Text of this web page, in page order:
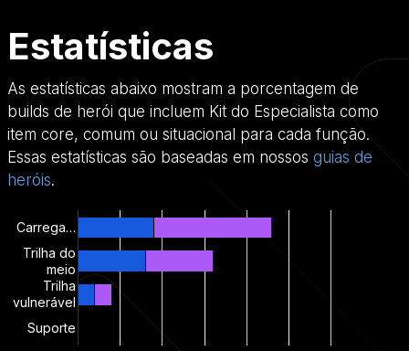
Estatísticas
As estatísticas abaixo mostram a porcentagem de
builds de herói que incluem Kit do Especialista como
item core, comum ou situacional para cada função.
Essas estatísticas são baseadas em nossos guias de
heróis.
Carrega…
Trilha do
meio
Trilha
vulnerável
Suporte